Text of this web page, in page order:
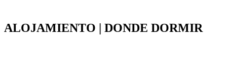
ALOJAMIENTO | DONDE DORMIR